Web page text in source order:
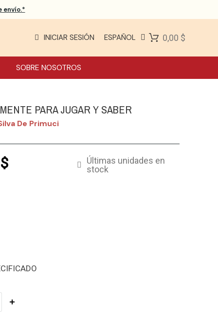
envío.*
INICIAR SESIÓN ESPAÑOL 0,00 $
SOBRE NOSOTROS
PARA JUGAR Y SABER
De Primuci
Últimas unidades en
stock